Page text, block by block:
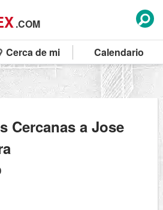
.COM
Cerca de mi Calendario
Cercanas a Jose